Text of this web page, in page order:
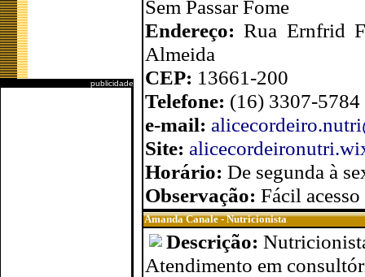
publicidade
Sem Passar Fome
Endereço:Rua Ernfrid
Almeida
CEP: 13661-200
Telefone: (16) 3307-
e-mail:
Site:
Horário: De segunda à
Observação: Fácil
Amanda Canale - Nutricionista
Descrição:
Atendimento em